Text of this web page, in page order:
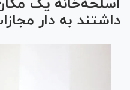
داشتند به دار